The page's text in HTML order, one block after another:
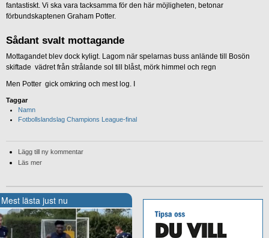
fantastiskt. Vi ska vara tacksamma för den här möjligheten, betonar
förbundskaptenen Graham Potter.
Sådant svalt mottagande
Mottagandet blev dock kyligt. Lagom när spelarnas buss anlände till Bosön
skiftade vädret från strålande sol till blåst, mörk himmel och regn
Men Potter gick omkring och mest log. I
Taggar
Namn
Fotbollslandslag Champions League-final
Lägg till ny kommentar
Läs mer
Mest lästa just nu